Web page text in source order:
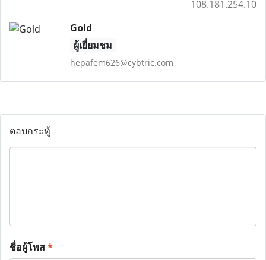
108.181.254.10
Gold
ผู้เยี่ยมชม
hepafem626@cybtric.com
ตอบกระทู้
ชื่อผู้โพส*